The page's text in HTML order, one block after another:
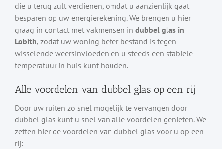
die u terug zult verdienen, omdat u aanzienlijk gaat
besparen op uw energierekening. We brengen u hier
graag in contact met vakmensen in dubbel glas in
Lobith, zodat uw woning beter bestand is tegen
wisselende weersinvloeden en u steeds een stabiele
temperatuur in huis kunt houden.
Alle voordelen van dubbel glas op een rij
Door uw ruiten zo snel mogelijk te vervangen door
dubbel glas kunt u snel van alle voordelen genieten. We
zetten hier de voordelen van dubbel glas voor u op een
rij: